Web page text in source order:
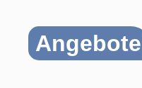
Angebote